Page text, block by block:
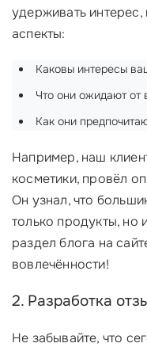
удерживать
аспекты:
Каковы интересы
Что они ожидают от
Как они
Например, наш
косметики, провёл
Он узнал, что
только продукты, но
раздел блога на
вовлечённости!
2. Разработка
Не забывайте, что